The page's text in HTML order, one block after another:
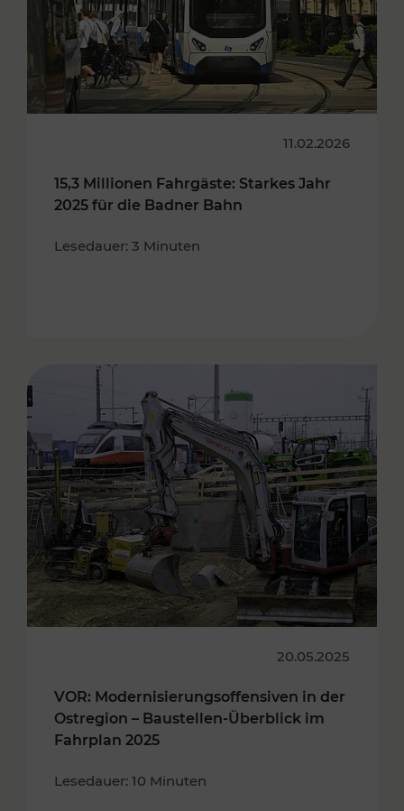
11.02.2026
15,3 Millionen Fahrgäste: Starkes Jahr
2025 für die Badner Bahn
Lesedauer: 3 Minuten
20.05.2025
VOR: Modernisierungsoffensiven in der
Ostregion – Baustellen-Überblick im
Fahrplan 2025
Lesedauer: 10 Minuten